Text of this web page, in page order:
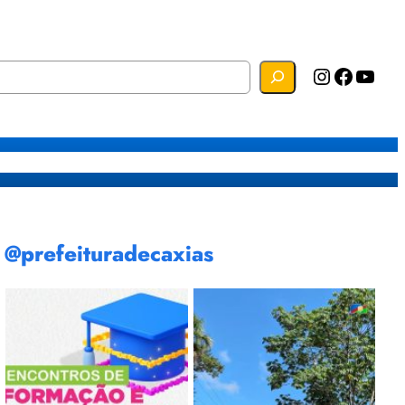
Instagram Facebook YouTube
@prefeituradecaxias